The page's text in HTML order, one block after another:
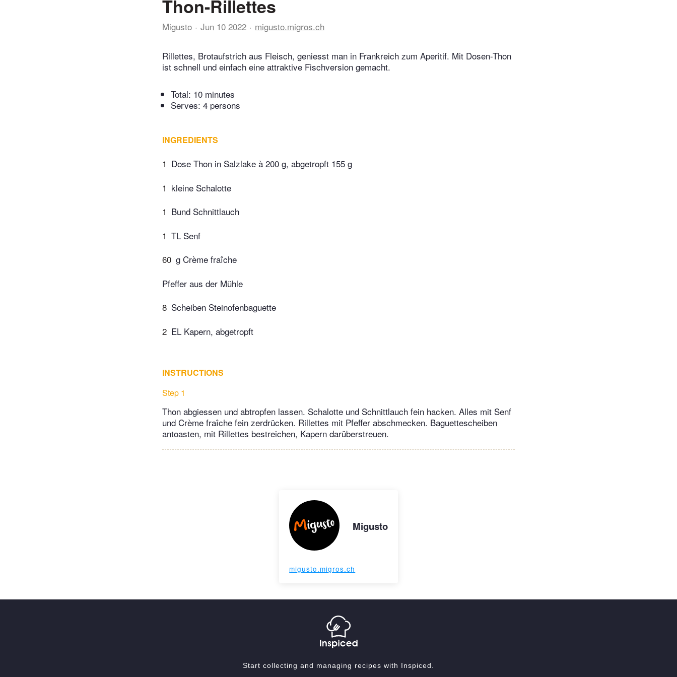
Thon-Rillettes
Migusto Jun 10 2022 migusto.migros.ch
Rillettes, Brotaufstrich aus Fleisch, geniesst man in Frankreich zum Aperitif. Mit Dosen-Thon
ist schnell und einfach eine attraktive Fischversion gemacht.
Total: 10 minutes
Serves: 4 persons
INGREDIENTS
1 Dose Thon in Salzlake à 200 g, abgetropft 155 g
1 kleine Schalotte
1 Bund Schnittlauch
1 TL Senf
60 g Crème fraîche
Pfeffer aus der Mühle
8 Scheiben Steinofenbaguette
2 EL Kapern, abgetropft
INSTRUCTIONS
Step 1
Thon abgiessen und abtropfen lassen. Schalotte und Schnittlauch fein hacken. Alles mit Senf
und Crème fraîche fein zerdrücken. Rillettes mit Pfeffer abschmecken. Baguettescheiben
antoasten, mit Rillettes bestreichen, Kapern darüberstreuen.
Migusto
migusto.migros.ch
Start collecting and managing recipes with Inspiced.